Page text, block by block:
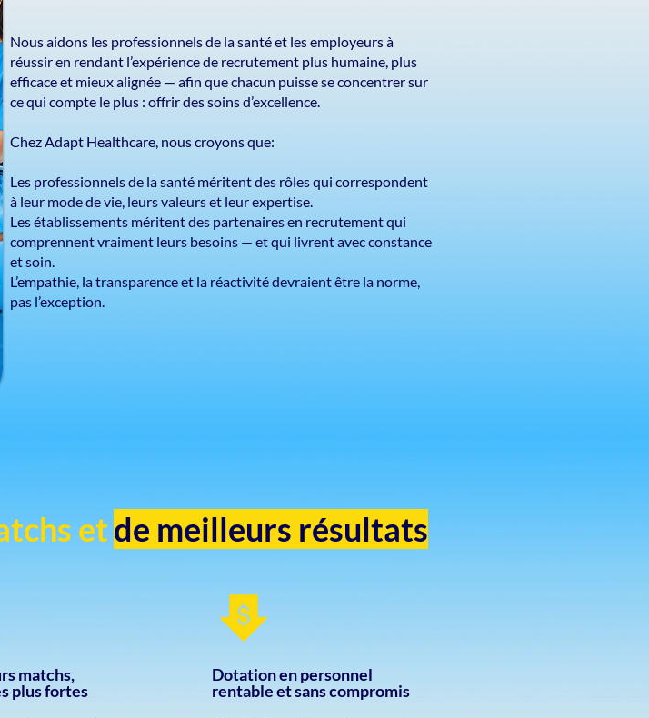
Nous aidons les professionnels de la santé et les employeurs à
réussir en rendant l’expérience de recrutement plus humaine, plus
efficace et mieux alignée — afin que chacun puisse se concentrer sur
ce qui compte le plus : offrir des soins d’excellence.
Chez Adapt Healthcare, nous croyons que:
Les professionnels de la santé méritent des rôles qui correspondent
à leur mode de vie, leurs valeurs et leur expertise.
Les établissements méritent des partenaires en recrutement qui
comprennent vraiment leurs besoins — et qui livrent avec constance
et soin.
L’empathie, la transparence et la réactivité devraient être la norme,
pas l’exception.
etde meilleurs résultats
matchs,
plus fortes
Dotation en personnel
rentable et sans compromis